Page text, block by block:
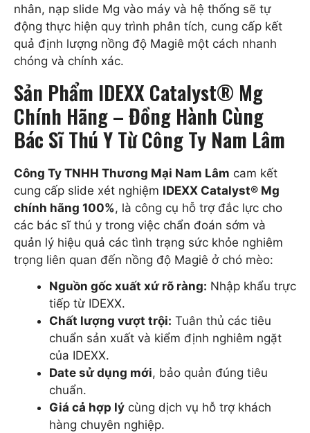
nhân, nạp slide Mg vào máy và hệ thống sẽ tự
động thực hiện quy trình phân tích, cung cấp kết
quả định lượng nồng độ Magiê một cách nhanh
chóng và chính xác.
Sản Phẩm IDEXX Catalyst® Mg
Chính Hãng – Đồng Hành Cùng
Bác Sĩ Thú Y Từ Công Ty Nam Lâm
Công Ty TNHH Thương Mại Nam Lâm cam kết
cung cấp slide xét nghiệm IDEXX Catalyst® Mg
chính hãng 100%, là công cụ hỗ trợ đắc lực cho
các bác sĩ thú y trong việc chẩn đoán sớm và
quản lý hiệu quả các tình trạng sức khỏe nghiêm
trọng liên quan đến nồng độ Magiê ở chó mèo:
Nguồn gốc xuất xứ rõ ràng: Nhập khẩu trực
tiếp từ IDEXX.
Chất lượng vượt trội: Tuân thủ các tiêu
chuẩn sản xuất và kiểm định nghiêm ngặt
của IDEXX.
Date sử dụng mới, bảo quản đúng tiêu
chuẩn.
Giá cả hợp lý cùng dịch vụ hỗ trợ khách
hàng chuyên nghiệp.